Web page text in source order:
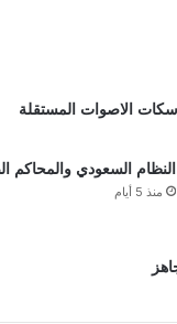
الاصوات المستقلة
النظام السعودي والمحاكم
منذ 5 أيام